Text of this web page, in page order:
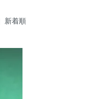
新着順